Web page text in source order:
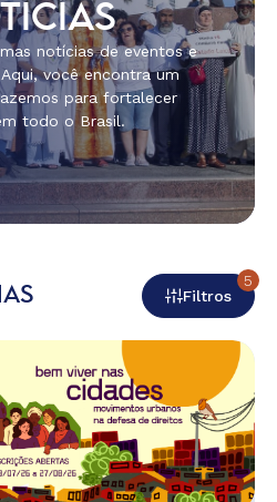
notícias de eventos e
você encontra um
para fortalecer
todo o Brasil.
Filtros
5